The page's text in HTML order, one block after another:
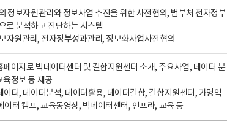
정보자원관리와 정보사업 추진을 위한 사전협의, 범부처 전자정부
로 분석하고 진단하는 시스템
자원관리, 전자정부성과관리, 정보화사업사전협의
이지로 빅데이터센터 및 결합지원센터 소개, 주요사업, 데이터 분
육정보 등 제공
이터, 데이터분석, 데이터활용, 데이터결합, 결합지원센터, 가명익
이터 캠프, 교육동영상, 빅데이터센터, 인프라, 교육 등